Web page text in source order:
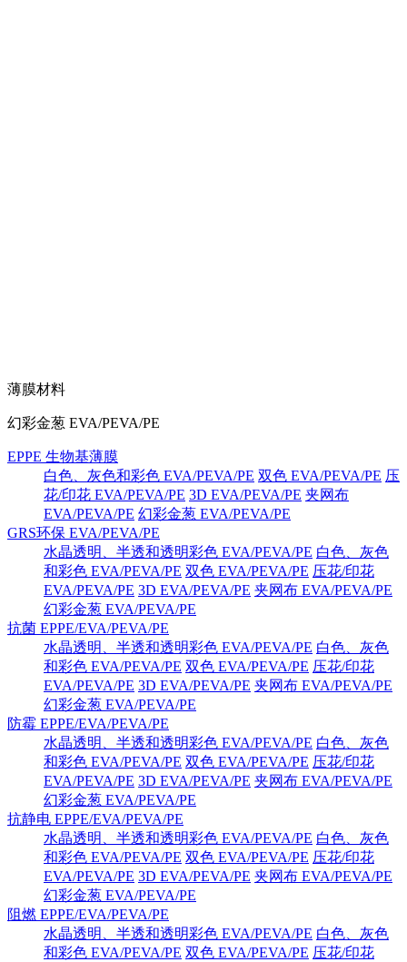
薄膜材料
幻彩金葱 EVA/PEVA/PE
EPPE 生物基薄膜
白色、灰色和彩色 EVA/PEVA/PE 双色 EVA/PEVA/PE 压
花/印花 EVA/PEVA/PE 3D EVA/PEVA/PE 夹网布
EVA/PEVA/PE 幻彩金葱 EVA/PEVA/PE
GRS环保 EVA/PEVA/PE
水晶透明、半透和透明彩色 EVA/PEVA/PE 白色、灰色
和彩色 EVA/PEVA/PE 双色 EVA/PEVA/PE 压花/印花
EVA/PEVA/PE 3D EVA/PEVA/PE 夹网布 EVA/PEVA/PE
幻彩金葱 EVA/PEVA/PE
抗菌 EPPE/EVA/PEVA/PE
水晶透明、半透和透明彩色 EVA/PEVA/PE 白色、灰色
和彩色 EVA/PEVA/PE 双色 EVA/PEVA/PE 压花/印花
EVA/PEVA/PE 3D EVA/PEVA/PE 夹网布 EVA/PEVA/PE
幻彩金葱 EVA/PEVA/PE
防霉 EPPE/EVA/PEVA/PE
水晶透明、半透和透明彩色 EVA/PEVA/PE 白色、灰色
和彩色 EVA/PEVA/PE 双色 EVA/PEVA/PE 压花/印花
EVA/PEVA/PE 3D EVA/PEVA/PE 夹网布 EVA/PEVA/PE
幻彩金葱 EVA/PEVA/PE
抗静电 EPPE/EVA/PEVA/PE
水晶透明、半透和透明彩色 EVA/PEVA/PE 白色、灰色
和彩色 EVA/PEVA/PE 双色 EVA/PEVA/PE 压花/印花
EVA/PEVA/PE 3D EVA/PEVA/PE 夹网布 EVA/PEVA/PE
幻彩金葱 EVA/PEVA/PE
阻燃 EPPE/EVA/PEVA/PE
水晶透明、半透和透明彩色 EVA/PEVA/PE 白色、灰色
和彩色 EVA/PEVA/PE 双色 EVA/PEVA/PE 压花/印花